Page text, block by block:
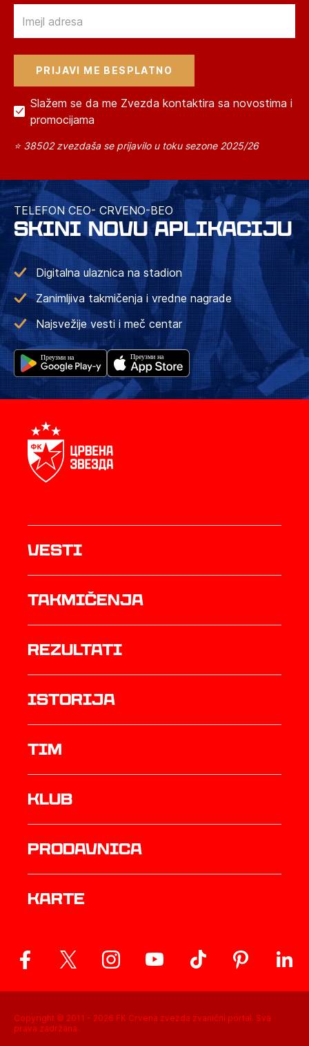
Slažem se da me Zvezda kontaktira sa novostima i
promocijama
⭐ 38502 zvezdaša se prijavilo u toku sezone 2025/26
TELEFON CEO- CRVENO-BEO
SKINI NOVU APLIKACIJU
Digitalna ulaznica na stadion
Zanimljiva takmičenja i vredne nagrade
Najsvežije vesti i meč centar
Vesti
Takmičenja
rezultati
istorija
TIM
Klub
prodavnica
Karte
Copyright © 2011 - 2026 FK Crvena zvezda zvanični portal. Sva
prava zadržana.